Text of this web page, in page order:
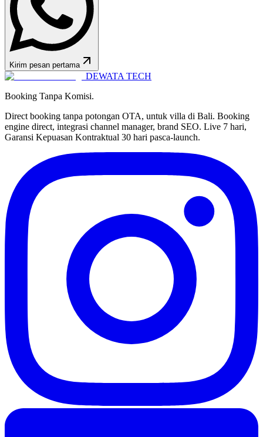
Kirim pesan pertama
DEWATA TECH
Booking Tanpa Komisi.
Direct booking tanpa potongan OTA, untuk villa di Bali. Booking
engine direct, integrasi channel manager, brand SEO. Live 7 hari,
Garansi Kepuasan Kontraktual 30 hari pasca-launch.